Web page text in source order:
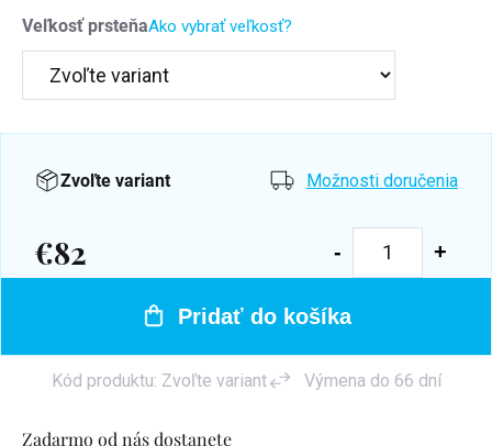
Veľkosť prsteňaAko vybrať veľkosť?
Zadarmo od nás dostanete
Zvoľte variant Možnosti doručenia
€82
Jednotková
Pridať do košíka
Kód produktu: Zvoľte variant Výmena do 66 dní